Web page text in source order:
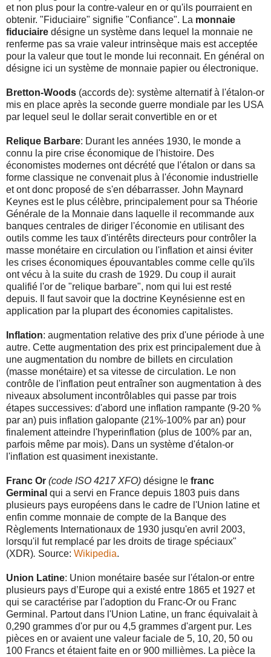
et non plus pour la contre-valeur en or qu'ils pourraient en
obtenir. "Fiduciaire" signifie "Confiance". La monnaie
fiduciaire désigne un système dans lequel la monnaie ne
renferme pas sa vraie valeur intrinsèque mais est acceptée
pour la valeur que tout le monde lui reconnait. En général on
désigne ici un système de monnaie papier ou électronique.
Bretton-Woods (accords de): système alternatif à l'étalon-or
mis en place après la seconde guerre mondiale par les USA
par lequel seul le dollar serait convertible en or et
Relique Barbare: Durant les années 1930, le monde a
connu la pire crise économique de l'histoire. Des
économistes modernes ont décrété que l'étalon or dans sa
forme classique ne convenait plus à l'économie industrielle
et ont donc proposé de s'en débarrasser. John Maynard
Keynes est le plus célèbre, principalement pour sa Théorie
Générale de la Monnaie dans laquelle il recommande aux
banques centrales de diriger l'économie en utilisant des
outils comme les taux d'intérêts directeurs pour contrôler la
masse monétaire en circulation ou l'inflation et ainsi éviter
les crises économiques épouvantables comme celle qu'ils
ont vécu à la suite du crash de 1929. Du coup il aurait
qualifié l'or de "relique barbare", nom qui lui est resté
depuis. Il faut savoir que la doctrine Keynésienne est en
application par la plupart des économies capitalistes.
Inflation: augmentation relative des prix d'une période à une
autre. Cette augmentation des prix est principalement due à
une augmentation du nombre de billets en circulation
(masse monétaire) et sa vitesse de circulation. Le non
contrôle de l'inflation peut entraîner son augmentation à des
niveaux absolument incontrôlables qui passe par trois
étapes successives: d'abord une inflation rampante (9-20 %
par an) puis inflation galopante (21%-100% par an) pour
finalement atteindre l'hyperinflation (plus de 100% par an,
parfois même par mois). Dans un système d'étalon-or
l'inflation est quasiment inexistante.
Franc Or (code ISO 4217 XFO) désigne le franc
Germinal qui a servi en France depuis 1803 puis dans
plusieurs pays européens dans le cadre de l'Union latine et
enfin comme monnaie de compte de la Banque des
Règlements Internationaux de 1930 jusqu'en avril 2003,
lorsqu'il fut remplacé par les droits de tirage spéciaux"
(XDR). Source: Wikipedia.
Union Latine: Union monétaire basée sur l'étalon-or entre
plusieurs pays d’Europe qui a existé entre 1865 et 1927 et
qui se caractérise par l'adoption du Franc-Or ou Franc
Germinal. Partout dans l'Union Latine, un franc équivalait à
0,290 grammes d'or pur ou 4,5 grammes d'argent pur. Les
pièces en or avaient une valeur faciale de 5, 10, 20, 50 ou
100 Francs et étaient faite en or 900 millièmes. La pièce la